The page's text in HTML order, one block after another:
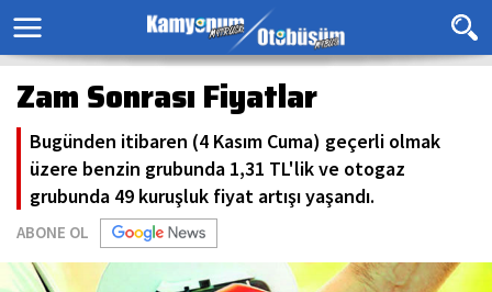
Zam Sonrası Fiyatlar
Bugünden itibaren (4 Kasım Cuma) geçerli olmak
üzere benzin grubunda 1,31 TL'lik ve otogaz
grubunda 49 kuruşluk fiyat artışı yaşandı.
ABONE OL